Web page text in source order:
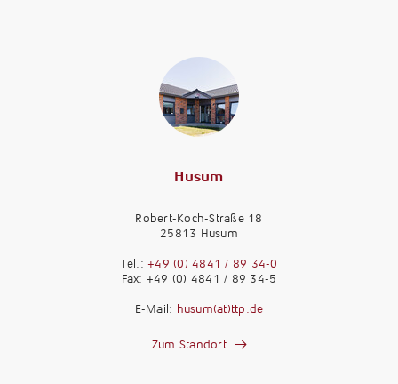
Husum
Robert-Koch-Straße 18
25813 Husum
Tel.: +49 (0) 4841 / 89 34-0
Fax: +49 (0) 4841 / 89 34-5
E-Mail: husum(at)ttp.de
Zum Standort